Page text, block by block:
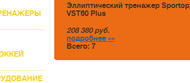
Эллиптический тренажер Sportop
VST60 Plus
208 380 руб.
подробнее »»
Всего: 7